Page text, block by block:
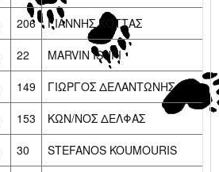
206
ΓΙΑΝΝΗΣ ΚΟΤΤΑΣ
22
MARVIN ISUFI
149
ΓΙΩΡΓΟΣ ΔΕΛΑΝΤΩΝΗΣ
153
ΚΩΝ/ΝΟΣ ΔΕΛΦΑΣ
30
STEFANOS KOUMOURIS